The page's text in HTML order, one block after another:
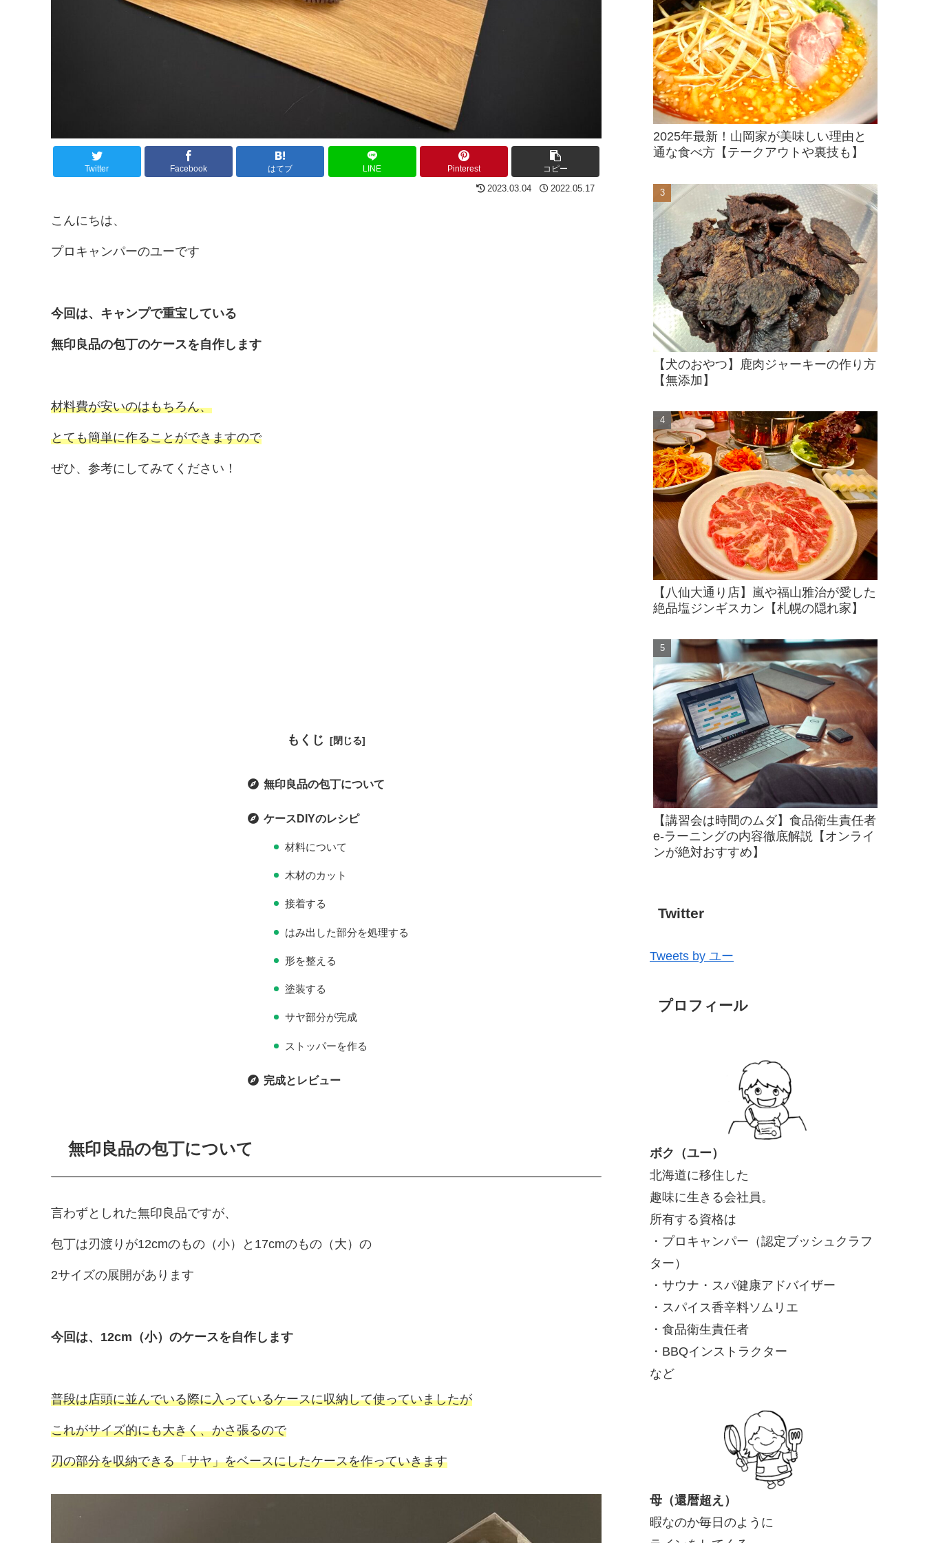
Twitter Facebook はてブ LINE Pinterest コピー
2023.03.04 2022.05.17
こんにちは、
プロキャンパーのユーです
今回は、キャンプで重宝している
無印良品の包丁のケースを自作します
材料費が安いのはもちろん、
とても簡単に作ることができますので
ぜひ、参考にしてみてください！
もくじ
無印良品の包丁について
ケースDIYのレシピ
材料について
木材のカット
接着する
はみ出した部分を処理する
形を整える
塗装する
サヤ部分が完成
ストッパーを作る
完成とレビュー
無印良品の包丁について
言わずとしれた無印良品ですが、
包丁は刃渡りが12cmのもの（小）と17cmのもの（大）の
2サイズの展開があります
今回は、12cm（小）のケースを自作します
普段は店頭に並んでいる際に入っているケースに収納して使っていましたが
これがサイズ的にも大きく、かさ張るので
刃の部分を収納できる「サヤ」をベースにしたケースを作っていきます
2025年最新！山岡家が美味しい理由と
通な食べ方【テークアウトや裏技も】
【犬のおやつ】鹿肉ジャーキーの作り方
【無添加】
【八仙大通り店】嵐や福山雅治が愛した
絶品塩ジンギスカン【札幌の隠れ家】
【講習会は時間のムダ】食品衛生責任者
e-ラーニングの内容徹底解説【オンライ
ンが絶対おすすめ】
Twitter
Tweets by ユー
プロフィール
ボク（ユー）
北海道に移住した
趣味に生きる会社員。
所有する資格は
・プロキャンパー（認定ブッシュクラフ
ター）
・サウナ・スパ健康アドバイザー
・スパイス香辛料ソムリエ
・食品衛生責任者
・BBQインストラクター
など
母（還暦超え）
暇なのか毎日のように